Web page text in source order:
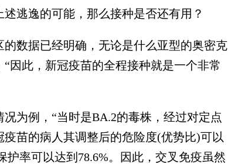
逸的可能，那么接种是否还有用？
数据已经明确，无论是什么亚型的奥密克
因此，新冠疫苗的全程接种就是一个非常
为例，“当时是BA.2的毒株，经过对定点
苗的病人其调整后的危险度(优势比)可以
护率可以达到78.6%。因此，交叉免疫虽然